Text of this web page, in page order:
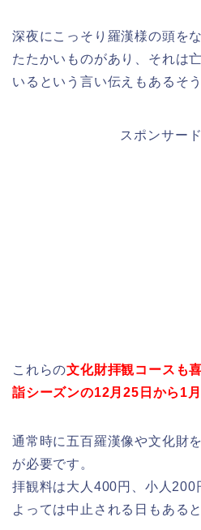
深夜にこっそり羅漢様の頭を
たたかいものがあり、それは
いるという言い伝えもあるそう
スポンサー
これらの文化財拝観コースも
詣シーズンの12月25日から1
通常時に五百羅漢像や文化財
が必要です。
拝観料は大人400円、小人200
よっては中止される日もある